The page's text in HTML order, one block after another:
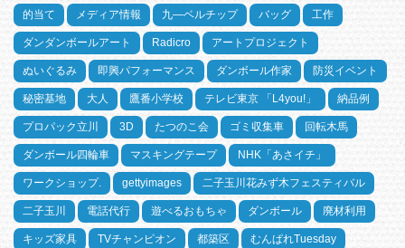
的当て メディア情報 九―ベルチップ バッグ 工作
ダンダンボールアート Radicro アートプロジェクト
ぬいぐるみ 即興パフォーマンス ダンボール作家 防災イベント
秘密基地 大人 鷹番小学校 テレビ東京 「L4you!」 納品例
プロパック立川 3D たつのこ会 ゴミ収集車 回転木馬
ダンボール四輪車 マスキングテープ NHK「あさイチ」
ワークショップ. gettyimages 二子玉川花みず木フェスティバル
二子玉川 電話代行 遊べるおもちゃ ダンボール 廃材利用
キッズ家具 TVチャンピオン 都築区 むんぱれTuesday